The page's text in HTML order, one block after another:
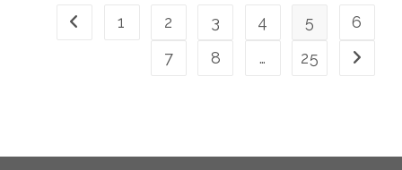
1 2 3 4 5
6
7
8 … 25